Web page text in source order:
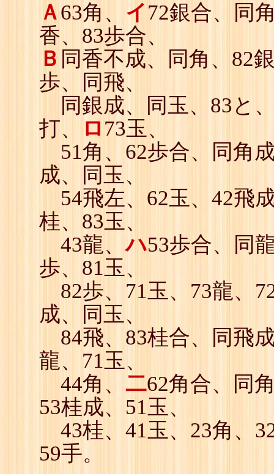
Ａ63角、 イ72銀合、同
香、83歩合、
Ｂ 同香不成、同角、82
歩、同飛、
同銀成、同玉、83と
打、
ロ 73玉、
51角、62歩合、同角
成、同玉、
54飛左、62玉、42飛
桂、83玉、
43龍、ハ53歩合、同
歩、81玉、
82歩、71玉、73龍、
成、同玉、
84飛、83桂合、同飛
龍、71玉、
44角、 二62角合、同
53桂成、51玉、
43桂、41玉、23角、
59手。